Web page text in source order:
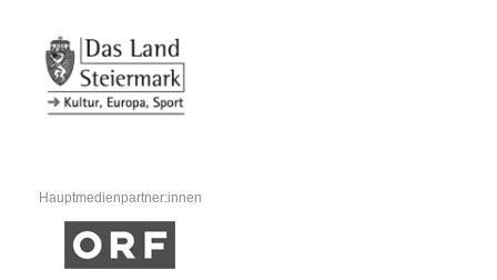
Hauptmedienpartner:innen